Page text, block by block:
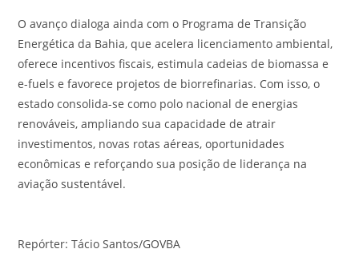
O avanço dialoga ainda com o Programa de Transição
Energética da Bahia, que acelera licenciamento ambiental,
oferece incentivos fiscais, estimula cadeias de biomassa e
e-fuels e favorece projetos de biorrefinarias. Com isso, o
estado consolida-se como polo nacional de energias
renováveis, ampliando sua capacidade de atrair
investimentos, novas rotas aéreas, oportunidades
econômicas e reforçando sua posição de liderança na
aviação sustentável.
Repórter: Tácio Santos/GOVBA